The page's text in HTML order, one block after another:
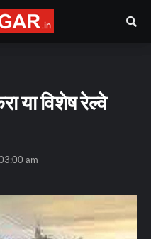
या विशेष रेल्वे
am